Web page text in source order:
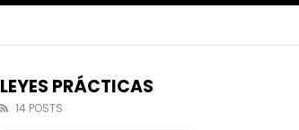
LEYES PRÁCTICAS
14 POSTS